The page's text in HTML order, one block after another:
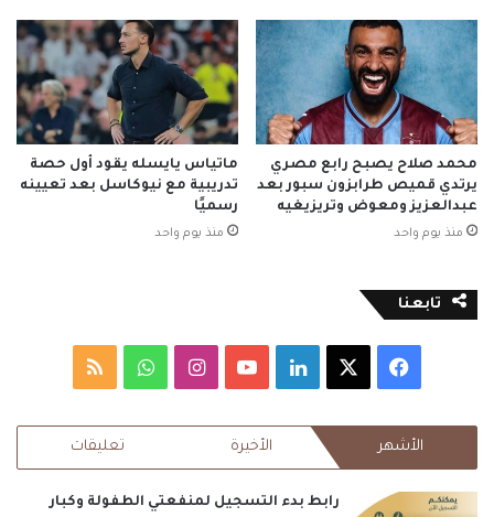
محمد صلاح يصبح رابع مصري
يرتدي قميص طرابزون سبور بعد
عبدالعزيز ومعوض وتريزيغيه
منذ يوم واحد
ماتياس يايسله يقود أول حصة
تدريبية مع نيوكاسل بعد تعيينه
رسميًا
منذ يوم واحد
تابعنا
فيسبوك لينكدإن‫YouTubeانستقرامواتسابملخص
RSS الأشهر الأخيرة تعليقات
رابط بدء التسجيل لمنفعتي الطفولة وكبار